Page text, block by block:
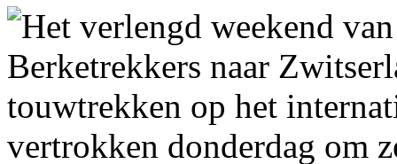
Het verlengd weekend
Berketrekkers naar
touwtrekken op het
vertrokken donderdag om